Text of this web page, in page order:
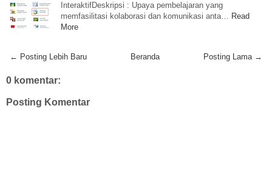
InteraktifDeskripsi : Upaya pembelajaran yang
memfasilitasi kolaborasi dan komunikasi anta… Read
More
← Posting Lebih Baru Posting Lama →
Beranda
0 komentar:
Posting Komentar